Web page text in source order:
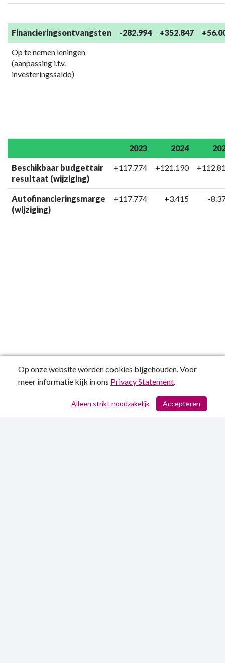
Financieringsontvangsten -282.994 +352.847
Op te nemen leningen
(aanpassing i.f.v.
investeringssaldo)
2023 2024
Beschikbaar budgettair
resultaat (wijziging)
+117.774 +121.190
Autofinancieringsmarge
(wijziging)
+117.774 +3.415 -
/ 171
Op onze website worden cookies bijgehouden. Voor
meer informatie kijk in ons Privacy Statement.
Accepteren
Alleen strikt noodzakelijk